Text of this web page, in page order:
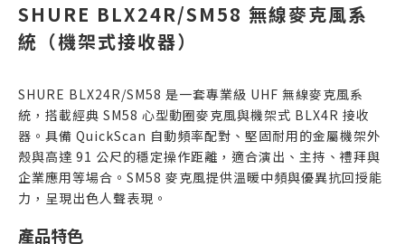
SHURE BLX24R/SM58 無線麥克風系
統（機架式接收器）
SHURE BLX24R/SM58 是一套專業級 UHF 無線麥克風系
統，搭載經典 SM58 心型動圈麥克風與機架式 BLX4R 接收
器。具備 QuickScan 自動頻率配對、堅固耐用的金屬機架外
殼與高達 91 公尺的穩定操作距離，適合演出、主持、禮拜與
企業應用等場合。SM58 麥克風提供溫暖中頻與優異抗回授能
力，呈現出色人聲表現。
產品特色